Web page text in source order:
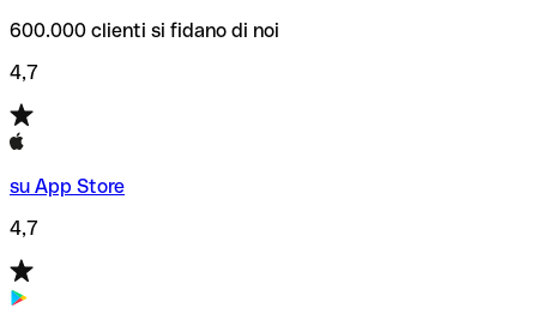
600.000 clienti si fidano di noi
4,7
su App Store
4,7